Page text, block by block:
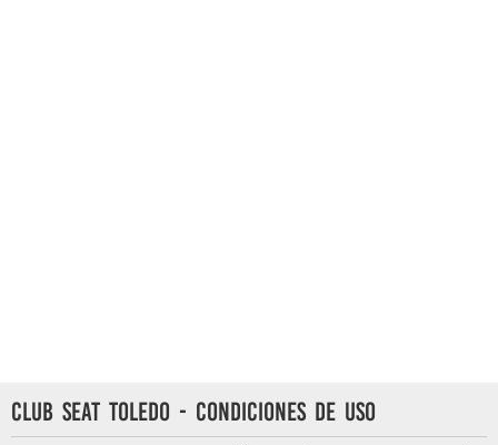
Club Seat Toledo - Condiciones de uso